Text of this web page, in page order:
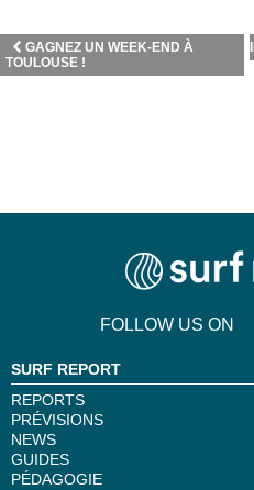
GAGNEZ UN WEEK-END À
TOULOUSE !
FOLLOW US ON
SURF REPORT
REPORTS
PRÉVISIONS
NEWS
GUIDES
PÉDAGOGIE